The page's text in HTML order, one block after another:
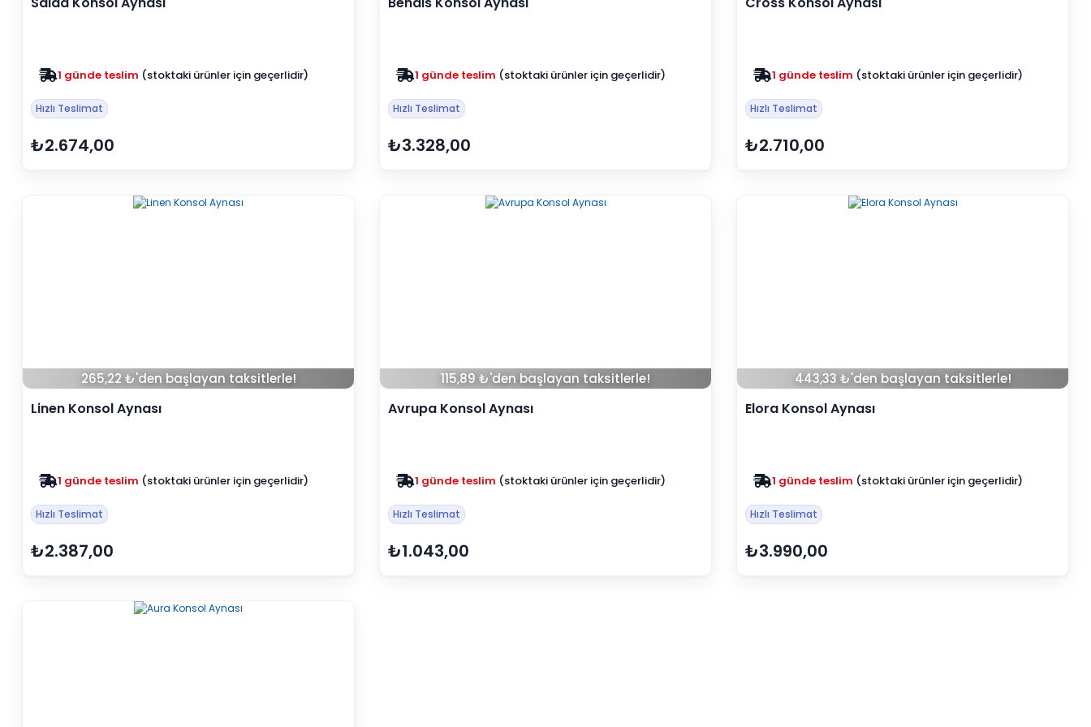
Zam yok 2025 fiyatları devam ediyor
Hızlı Teslimat
₺2.674,00
Zam yok 2025 fiyatları devam ediyor
Hızlı Teslimat
₺3.328,00
Zam yok 2025 fiyatları devam ediyor
Hızlı Teslimat
₺2.710,00
265,22 ₺'den başlayan taksitlerle!
Linen Konsol Aynası
Zam yok 2025 fiyatları devam ediyor
Hızlı Teslimat
₺2.387,00
115,89 ₺'den başlayan taksitlerle!
Avrupa Konsol Aynası
Zam yok 2025 fiyatları devam ediyor
Hızlı Teslimat
₺1.043,00
443,33 ₺'den başlayan taksitlerle!
Elora Konsol Aynası
Zam yok 2025 fiyatları devam ediyor
Hızlı Teslimat
₺3.990,00